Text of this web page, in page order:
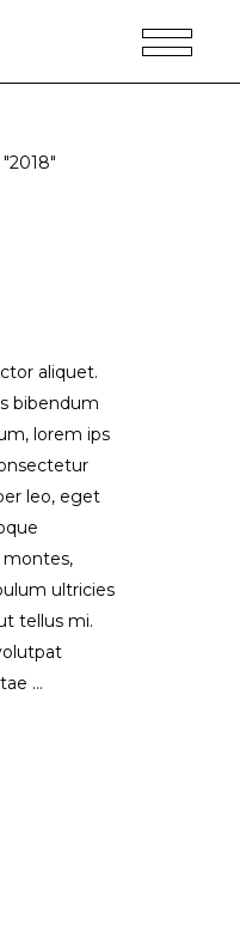
aliquet.
bibendum
lorem ips
leo, eget
ultricies
tellus mi.